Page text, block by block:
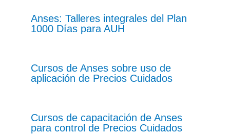
Anses: Talleres integrales del Plan
1000 Días para AUH
Cursos de Anses sobre uso de
aplicación de Precios Cuidados
Cursos de capacitación de Anses
para control de Precios Cuidados